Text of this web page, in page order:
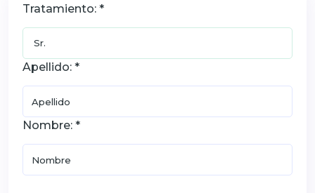
Tratamiento: *
Apellido: *
Nombre: *